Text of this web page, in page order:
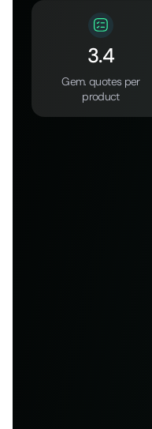
3.4
Gem. quotes per
product